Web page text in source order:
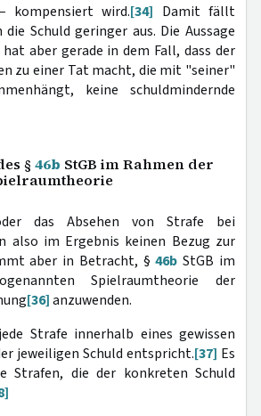
kompensiert wird.[34] Damit fällt
Schuld geringer aus. Die Aussage
aber gerade in dem Fall, dass der
zu einer Tat macht, die mit "seiner"
keine schuldmindernde
§ 46b StGB im Rahmen der
das Absehen von Strafe bei
also im Ergebnis keinen Bezug zur
aber in Betracht, §46b StGB im
Spielraumtheorie der
[36]anzuwenden.
Strafe innerhalb eines gewissen
jeweiligen Schuld entspricht.[37] Es
Strafen, die der konkreten Schuld